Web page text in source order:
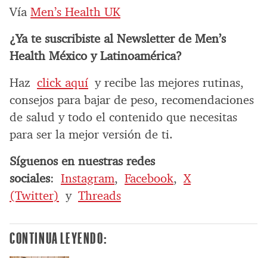
Vía Men’s Health UK
¿Ya te suscribiste al Newsletter de Men’s
Health México y Latinoamérica?
Haz click aquí y recibe las mejores rutinas,
consejos para bajar de peso, recomendaciones
de salud y todo el contenido que necesitas
para ser la mejor versión de ti.
Síguenos en nuestras redes
sociales: Instagram, Facebook,X
(Twitter) y Threads
CONTINUA LEYENDO: